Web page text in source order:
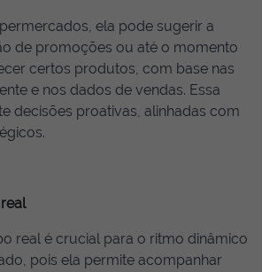
ela pode sugerir a
de promoções ou até o momento
certos produtos, com base nas
e nos dados de vendas. Essa
decisões proativas, alinhadas com
real é crucial para o ritmo dinâmico
pois ela permite acompanhar